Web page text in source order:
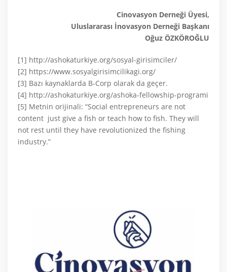
Cinovasyon Derneği Üyesi,
Uluslararası İnovasyon Derneği Başkanı
Oğuz ÖZKÖROĞLU
[1] http://ashokaturkiye.org/sosyal-girisimciler/
[2] https://www.sosyalgirisimcilikagi.org/
[3] Bazı kaynaklarda B-Corp olarak da geçer.
[4] http://ashokaturkiye.org/ashoka-fellowship-programi
[5] Metnin orijinali: “Social entrepreneurs are not
content just give a fish or teach how to fish. They will
not rest until they have revolutionized the fishing
industry.”